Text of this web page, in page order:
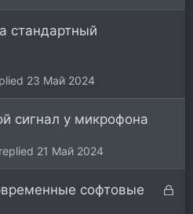
стандартный
23 Май 2024
сигнал у микрофона
21 Май 2024
З
софтовые